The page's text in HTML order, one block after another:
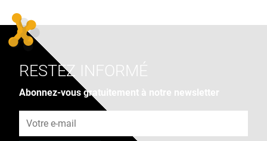
RESTEZ INFORMÉ
Abonnez-vous gratuitement à notre newsletter